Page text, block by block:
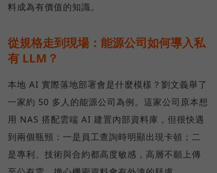
料成為有價值的知識。
從規格走到現場：能源公司如何導入私
有 LLM？
本地 AI 實際落地部署會是什麼模樣？劉文義舉了
一家約 50 多人的能源公司為例。這家公司原本想
用 NAS 搭配雲端 AI 建置內部資料庫，但很快遇
到兩個瓶頸：一是員工查詢時明顯出現卡頓；二
是專利、技術與合約都高度敏感，高層不願上傳